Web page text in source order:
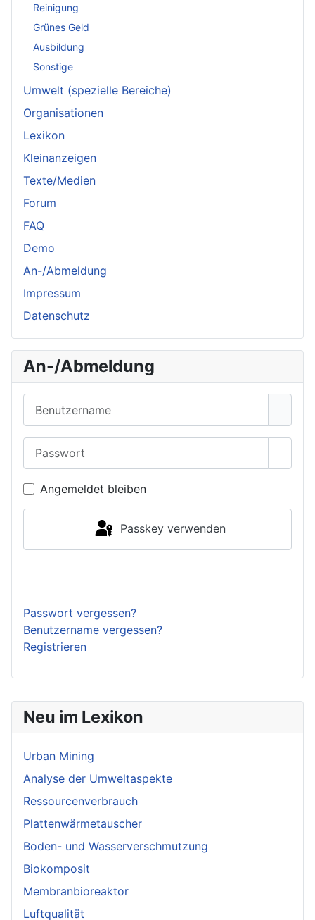
Neu im Lexikon
Urban Mining
Analyse der Umweltaspekte
Ressourcenverbrauch
Plattenwärmetauscher
Boden- und Wasserverschmutzung
Biokomposit
Membranbioreaktor
Luftqualität
Reinigung
Grünes Geld
Ausbildung
Sonstige
Umwelt (spezielle Bereiche)
Organisationen
Lexikon
Kleinanzeigen
Texte/Medien
Forum
FAQ
Demo
An-/Abmeldung
Impressum
Datenschutz
An-/Abmeldung
Angemeldet bleiben
Passkey verwenden
Passwort vergessen?
Benutzername vergessen?
Registrieren